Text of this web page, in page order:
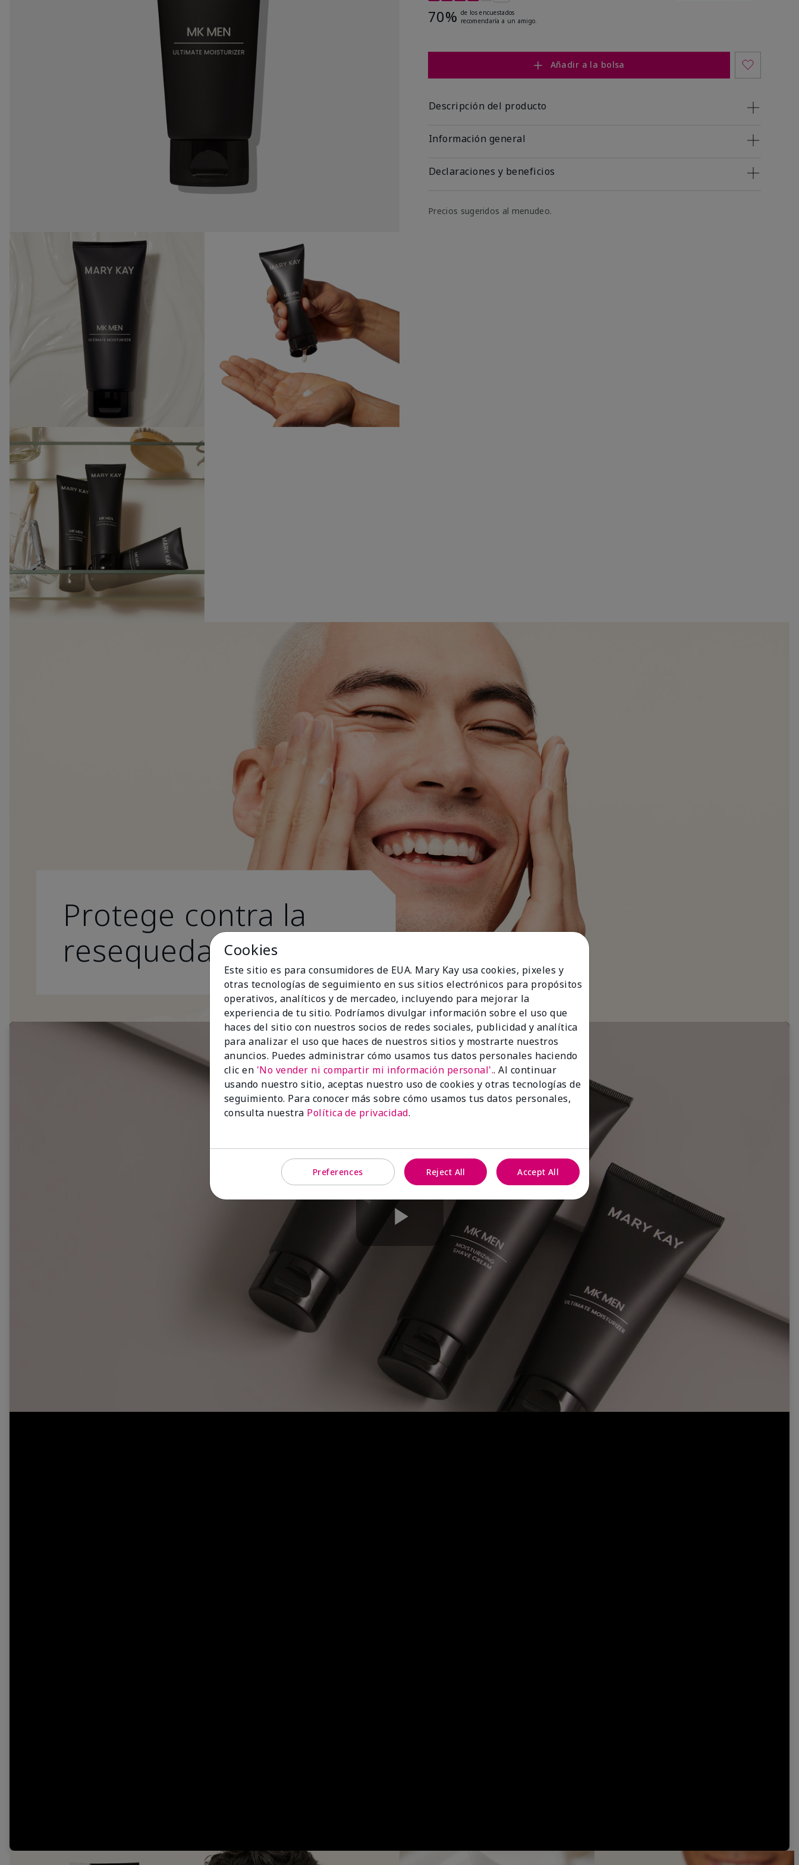
70% de los encuestados
recomendaría a un amigo.
Añadir a la bolsa
Descripción del producto
Información general
Declaraciones y beneficios
Precios sugeridos al menudeo.
Protege contra la
resequedad.
Play
Video
Cookies
Este sitio es para consumidores de EUA. Mary Kay usa cookies, pixeles y
otras tecnologías de seguimiento en sus sitios electrónicos para propósitos
operativos, analíticos y de mercadeo, incluyendo para mejorar la
experiencia de tu sitio. Podríamos divulgar información sobre el uso que
haces del sitio con nuestros socios de redes sociales, publicidad y analítica
para analizar el uso que haces de nuestros sitios y mostrarte nuestros
anuncios. Puedes administrar cómo usamos tus datos personales haciendo
clic en 'No vender ni compartir mi información personal'.. Al continuar
usando nuestro sitio, aceptas nuestro uso de cookies y otras tecnologías de
seguimiento. Para conocer más sobre cómo usamos tus datos personales,
consulta nuestra Política de privacidad.
Preferences Reject All Accept All